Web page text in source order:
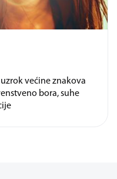
većine znakova
bora, suhe